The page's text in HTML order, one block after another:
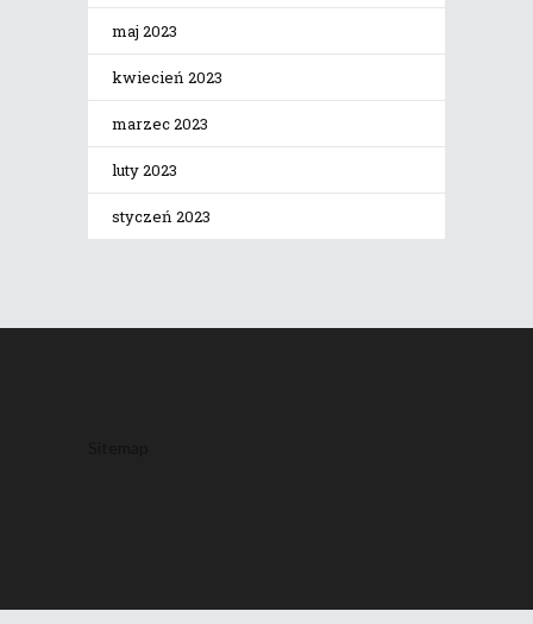
maj 2023
kwiecień 2023
marzec 2023
luty 2023
styczeń 2023